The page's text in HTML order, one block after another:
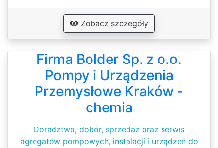
Zobacz szczegóły
Firma Bolder Sp. z o.o.
Pompy i Urządzenia
Przemysłowe Kraków -
chemia
Doradztwo, dobór, sprzedaż oraz serwis
agregatów pompowych, instalacji i urządzeń do